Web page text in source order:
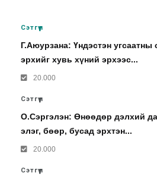
Сэтгүүл
Г.Аюурзана: Үндэстэн
эрхийг хувь хүний эрхээс...
20.000
Сэтгүүл
О.Сэргэлэн: Өнөөдөр дэлхий
элэг, бөөр, бусад эрхтэн...
20.000
Сэтгүүл